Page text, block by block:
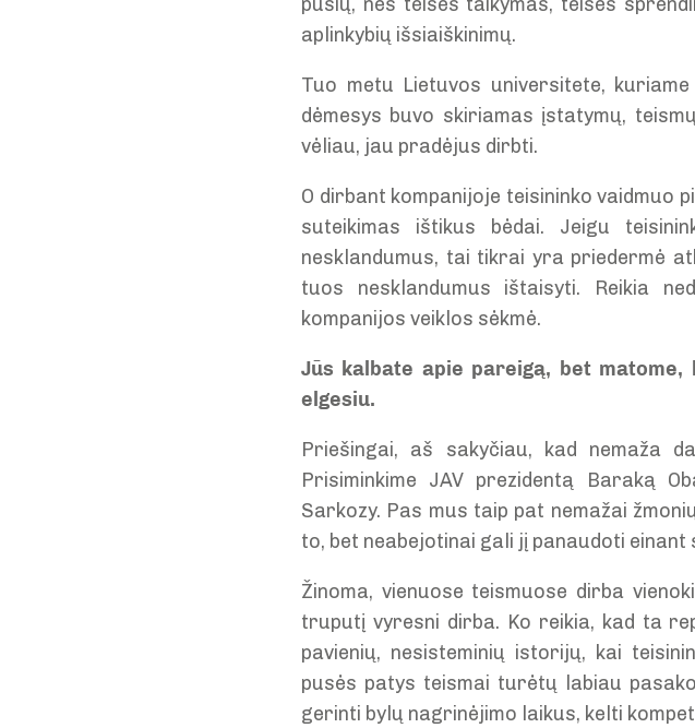
aplinkybių išsiaiškinimų.
Tuo metu Lietuvos universitete,
dėmesys buvo skiriamas įstatymų,
vėliau, jau pradėjus dirbti.
O dirbant kompanijoje teisininko vaidmuo
suteikimas ištikus bėdai. Jeigu
nesklandumus, tai tikrai yra priedermė
tuos nesklandumus ištaisyti. Reikia
kompanijos veiklos sėkmė.
Jūs kalbate apie pareigą, bet
elgesiu.
Priešingai, aš sakyčiau, kad nemaža
Prisiminkime JAV prezidentą Baraką
Sarkozy. Pas mus taip pat nemažai
to, bet neabejotinai gali jį panaudoti einant
Žinoma, vienuose teismuose dirba
truputį vyresni dirba. Ko reikia, kad ta
pavienių, nesisteminių istorijų, kai
pusės patys teismai turėtų labiau
gerinti bylų nagrinėjimo laikus, kelti